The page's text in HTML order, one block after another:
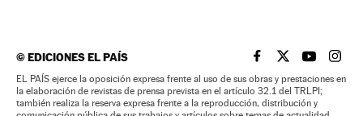
©EDICIONES EL PAÍS EL PAÍS BRASIL EN
EL PAÍSEL PAÍS
EL
EL PAÍS ejerce la oposición expresa frente al uso de sus obras y prestaciones en
la elaboración de revistas de prensa prevista en el artículo 32.1 del TRLPI;
también realiza la reserva expresa frente a la reproducción, distribución y